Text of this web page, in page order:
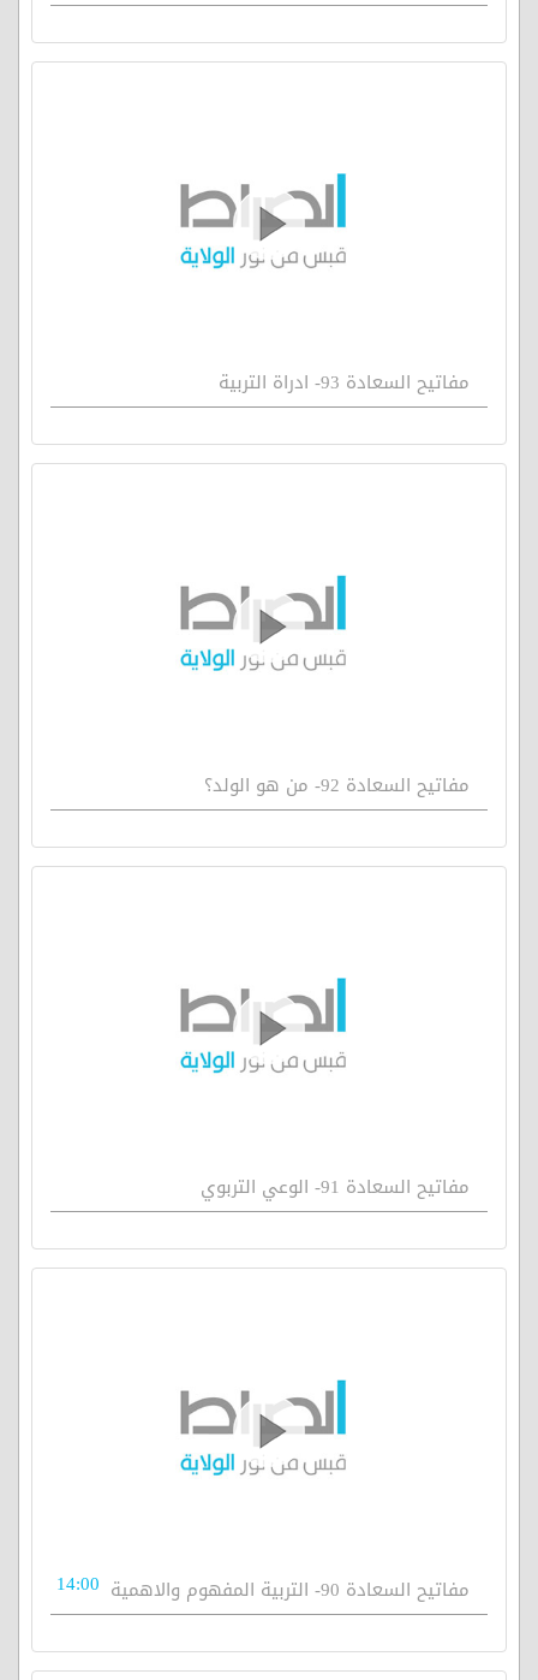
مفاتيح السعادة 93- ادراة التربية
مفاتيح السعادة 92- من هو الولد؟
مفاتيح السعادة 91- الوعي التربوي
مفاتيح السعادة 90- التربية المفهوم والاهمية 14:00